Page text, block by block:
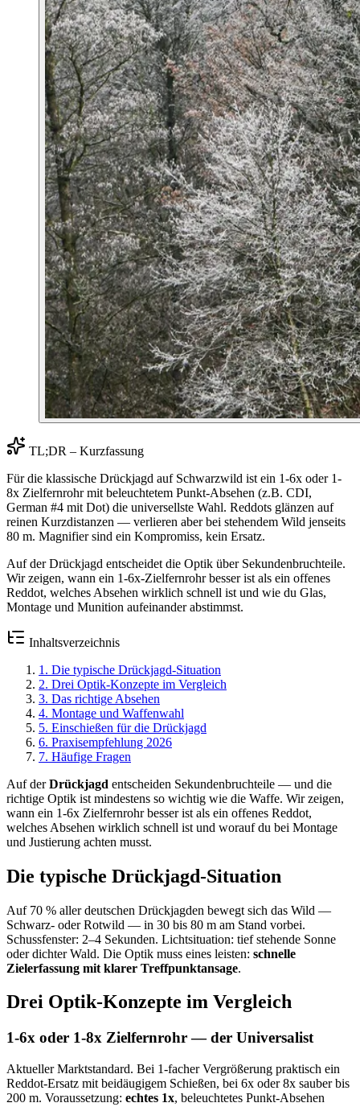
TL;DR – Kurzfassung
Für die klassische Drückjagd auf Schwarzwild ist ein 1-6x oder 1-
8x Zielfernrohr mit beleuchtetem Punkt-Absehen (z.B. CDI,
German #4 mit Dot) die universellste Wahl. Reddots glänzen auf
reinen Kurzdistanzen — verlieren aber bei stehendem Wild jenseits
80 m. Magnifier sind ein Kompromiss, kein Ersatz.
Auf der Drückjagd entscheidet die Optik über Sekundenbruchteile.
Wir zeigen, wann ein 1-6x-Zielfernrohr besser ist als ein offenes
Reddot, welches Absehen wirklich schnell ist und wie du Glas,
Montage und Munition aufeinander abstimmst.
Inhaltsverzeichnis
1 . Die typische Drückjagd-Situation
2. Drei Optik-Konzepte im Vergleich
3. Das richtige Absehen
4. Montage und Waffenwahl
5. Einschießen für die Drückjagd
6. Praxisempfehlung 2026
7. Häufige Fragen
Auf derDrückjagd entscheiden Sekundenbruchteile — und die
richtige Optik ist mindestens so wichtig wie die Waffe. Wir zeigen,
wann ein 1-6x Zielfernrohr besser ist als ein offenes Reddot,
welches Absehen wirklich schnell ist und worauf du bei Montage
und Justierung achten musst.
Die typische Drückjagd-Situation
Auf 70 % aller deutschen Drückjagden bewegt sich das Wild —
Schwarz- oder Rotwild — in 30 bis 80 m am Stand vorbei.
Schussfenster: 2–4 Sekunden. Lichtsituation: tief stehende Sonne
oder dichter Wald. Die Optik muss eines leisten: schnelle
Zielerfassung mit klarer Treffpunktansage.
Drei Optik-Konzepte im Vergleich
1-6x oder 1-8x Zielfernrohr — der Universalist
Aktueller Marktstandard. Bei 1-facher Vergrößerung praktisch ein
Reddot-Ersatz mit beidäugigem Schießen, bei 6x oder 8x sauber bis
200 m. Voraussetzung: echtes 1x, beleuchtetes Punkt-Absehen